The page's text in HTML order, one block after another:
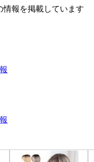
情報を掲載しています